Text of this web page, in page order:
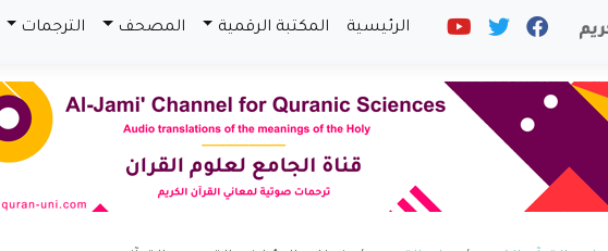
الرئيسية المكتبة الرقمية المصحف الترجمات